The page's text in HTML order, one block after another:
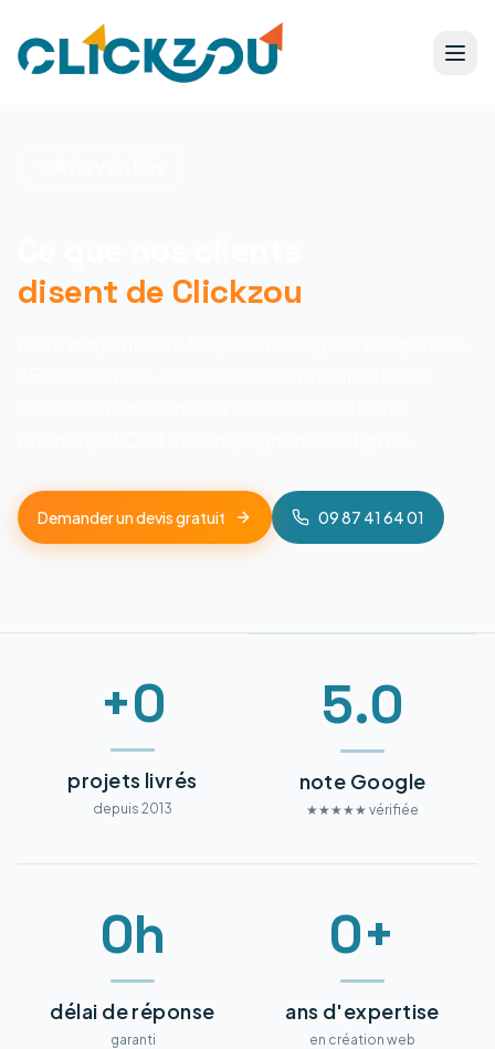
disent de Clickzou
Demander un devis gratuit 09 87 41 64 01
+0
projets livrés
depuis 2013
5.0
note Google
★★★★★ vérifiée
0h
délai de réponse
garanti
0+
ans d'expertise
en création web